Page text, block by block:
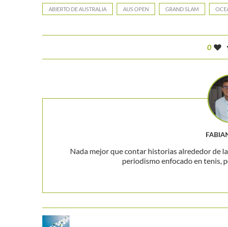
ABIERTO DE AUSTRALIA AUS OPEN GRAND SLAM
0
Nada mejor que contar historias alrededor de
periodismo enfocado en tenis,